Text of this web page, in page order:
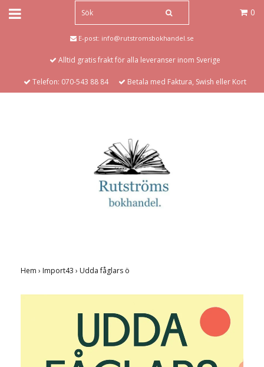
0
E-post: info@rutstromsbokhandel.se
Alltid gratis frakt för alla leveranser inom Sverige
Telefon: 070-543 88 84 Betala med Faktura, Swish eller Kort
Hem › Import43 › Udda fåglars ö